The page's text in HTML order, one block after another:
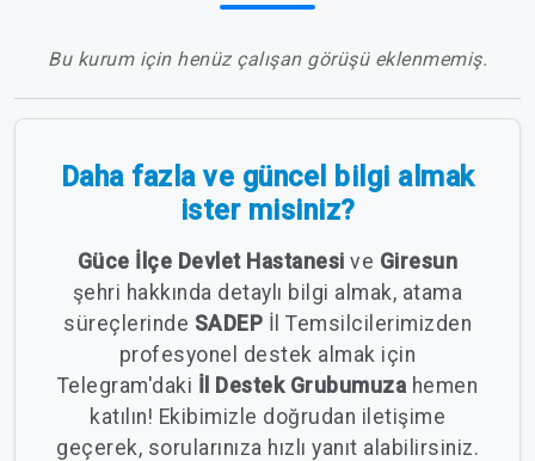
Bu kurum için henüz çalışan görüşü eklenmemiş.
Daha fazla ve güncel bilgi almak
ister misiniz?
Güce İlçe Devlet Hastanesi ve Giresun
şehri hakkında detaylı bilgi almak, atama
süreçlerinde SADEP İl Temsilcilerimizden
profesyonel destek almak için
Telegram'daki İl Destek Grubumuza hemen
katılın! Ekibimizle doğrudan iletişime
geçerek, sorularınıza hızlı yanıt alabilirsiniz.